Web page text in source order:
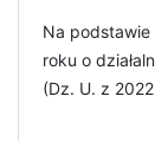
Na
roku o
(Dz. U. z